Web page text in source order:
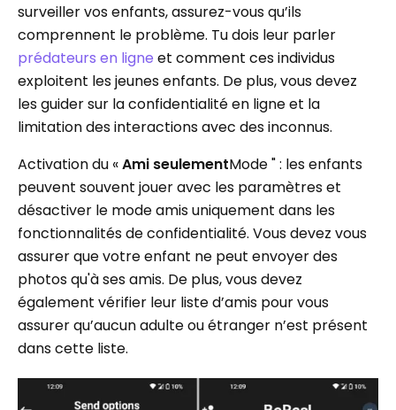
surveiller vos enfants, assurez-vous qu’ils
comprennent le problème. Tu dois leur parler
prédateurs en ligne et comment ces individus
exploitent les jeunes enfants. De plus, vous devez
les guider sur la confidentialité en ligne et la
limitation des interactions avec des inconnus.
Activation du «Ami seulementMode " : les enfants
peuvent souvent jouer avec les paramètres et
désactiver le mode amis uniquement dans les
fonctionnalités de confidentialité. Vous devez vous
assurer que votre enfant ne peut envoyer des
photos qu'à ses amis. De plus, vous devez
également vérifier leur liste d’amis pour vous
assurer qu’aucun adulte ou étranger n’est présent
dans cette liste.